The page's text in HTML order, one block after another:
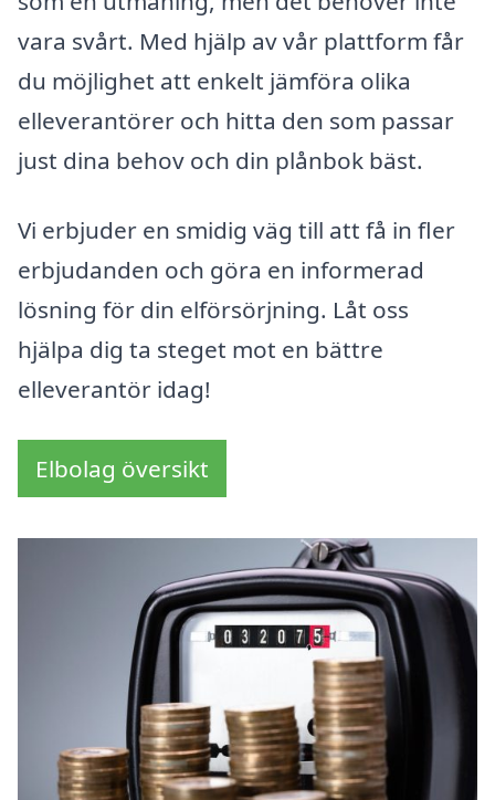
vara svårt. Med hjälp av vår plattform får
du möjlighet att enkelt jämföra olika
elleverantörer och hitta den som passar
just dina behov och din plånbok bäst.
Vi erbjuder en smidig väg till att få in fler
erbjudanden och göra en informerad
lösning för din elförsörjning. Låt oss
hjälpa dig ta steget mot en bättre
elleverantör idag!
Elbolag översikt